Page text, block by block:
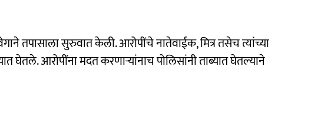
तपासाला सुरुवात केली. आरोपींचे नातेवाईक, मित्र तसेच त्यांच्या
घेतले. आरोपींना मदत करणाऱ्यांनाच पोलिसांनी ताब्यात घेतल्याने